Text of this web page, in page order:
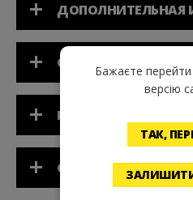
ОТЗЫВЫ
ПРИМЕНЕНИЕ
СОСТАВ
Бажаєте перейти
версію
ТАК,